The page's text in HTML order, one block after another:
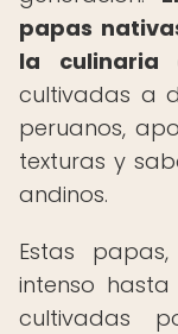
papas
la culinaria
cultivadas a
peruanos,
texturas y
andinos.
Estas
intenso
cultivadas